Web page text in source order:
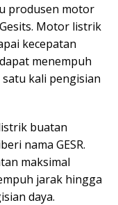
produsen motor
Motor listrik
kecepatan
menempuh
kali pengisian
buatan
nama GESR.
maksimal
jarak hingga
daya.